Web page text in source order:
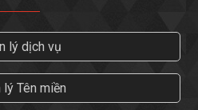
lý dịch vụ
lý Tên miền